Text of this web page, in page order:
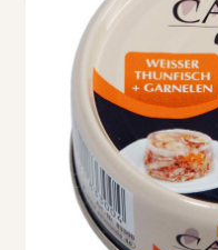
Πουλί
Κρεβατάκια
Τσάντες μεταφοράς
Επικοινωνία